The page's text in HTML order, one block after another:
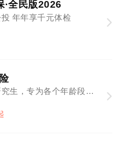
·全民版2026
年年享千元体检
从小学到研究生，专为各个年龄段学生定制